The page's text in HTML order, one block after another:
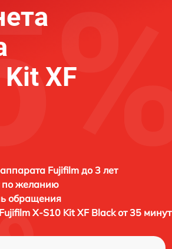
XF
Fujifilm до 3 лет
по желанию
обращения
Fujifilm X-S10 Kit XF Black от 35 минут